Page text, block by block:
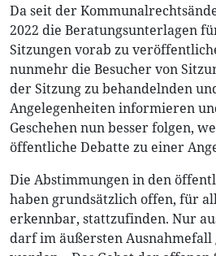
Da seit der
2022 die Beratungsunterlagen
Sitzungen vorab zu
nunmehr die Besucher von
der Sitzung zu behandelnden
Angelegenheiten informieren
Geschehen nun besser folgen,
öffentliche Debatte zu einer
Die Abstimmungen in den
haben grundsätzlich offen, für
erkennbar, stattzufinden. Nur
darf im äußersten